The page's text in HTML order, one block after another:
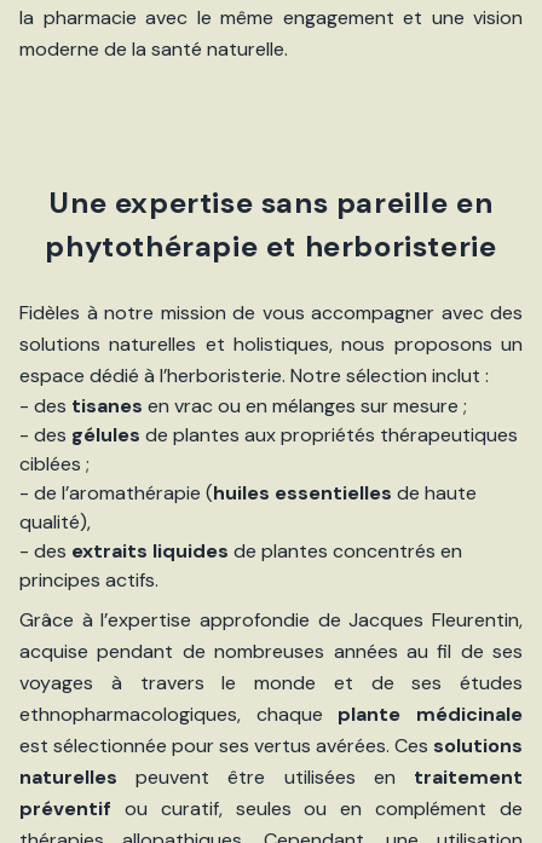
la pharmacie avec le même engagement et une vision
moderne de la santé naturelle.
Une expertise sans pareille en
phytothérapie et herboristerie
Fidèles à notre mission de vous accompagner avec des
solutions naturelles et holistiques, nous proposons un
espace dédié à l’herboristerie. Notre sélection inclut :
- des tisanes en vrac ou en mélanges sur mesure ;
- des gélules de plantes aux propriétés thérapeutiques
ciblées ;
- de l’aromathérapie (huiles essentielles de haute
qualité),
- des extraits liquides de plantes concentrés en
principes actifs.
Grâce à l’expertise approfondie de Jacques Fleurentin,
acquise pendant de nombreuses années au fil de ses
voyages à travers le monde et de ses études
ethnopharmacologiques, chaque plante médicinale
est sélectionnée pour ses vertus avérées. Ces solutions
naturelles peuvent être utilisées en traitement
préventif ou curatif, seules ou en complément de